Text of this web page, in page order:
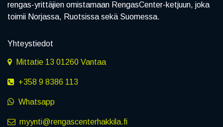
rengas-yrittäjien omistamaan RengasCenter-ketjuun, joka
toimii Norjassa, Ruotsissa sekä Suomessa.
Yhteystiedot
Mittatie 13 01260 Vantaa
+358 9 8386 113
Whatsapp
myynti@rengascenterhakkila.fi